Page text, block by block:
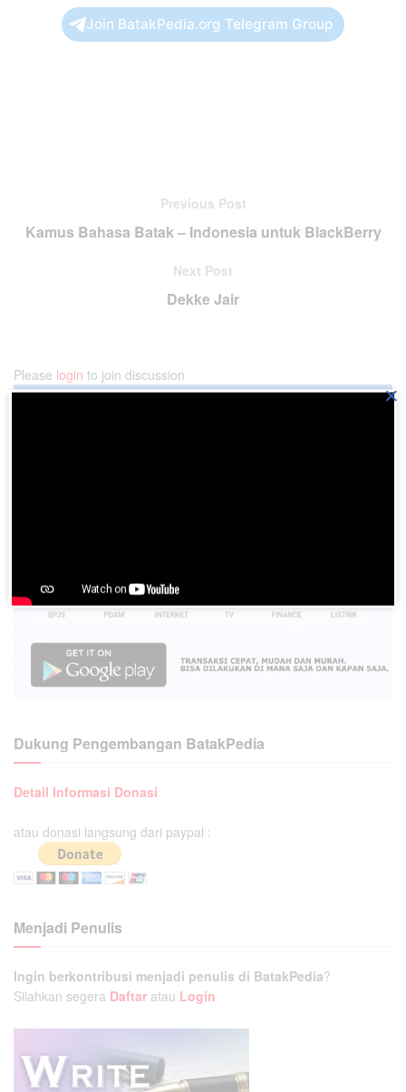
Join BatakPedia.org Telegram Group
Previous Post
Kamus Bahasa Batak – Indonesia untuk BlackBerry
Next Post
Dekke Jair
Please login to join discussion
Dukung Pengembangan BatakPedia
Detail Informasi Donasi
atau donasi langsung dari paypal :
Menjadi Penulis
Ingin berkontribusi menjadi penulis di BatakPedia?
Silahkan segera Daftar atau Login
×